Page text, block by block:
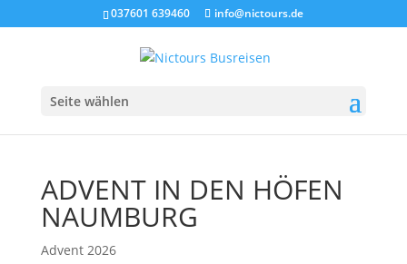
037601 639460 info@nictours.de
Seite wählen
ADVENT IN DEN HÖFEN
NAUMBURG
Advent 2026